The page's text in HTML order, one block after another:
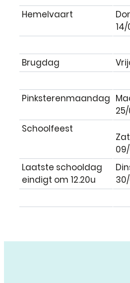
Hemelvaart
Brugdag
Pinksterenmaandag
Schoolfeest
Laatste schooldag
eindigt om 12.20u